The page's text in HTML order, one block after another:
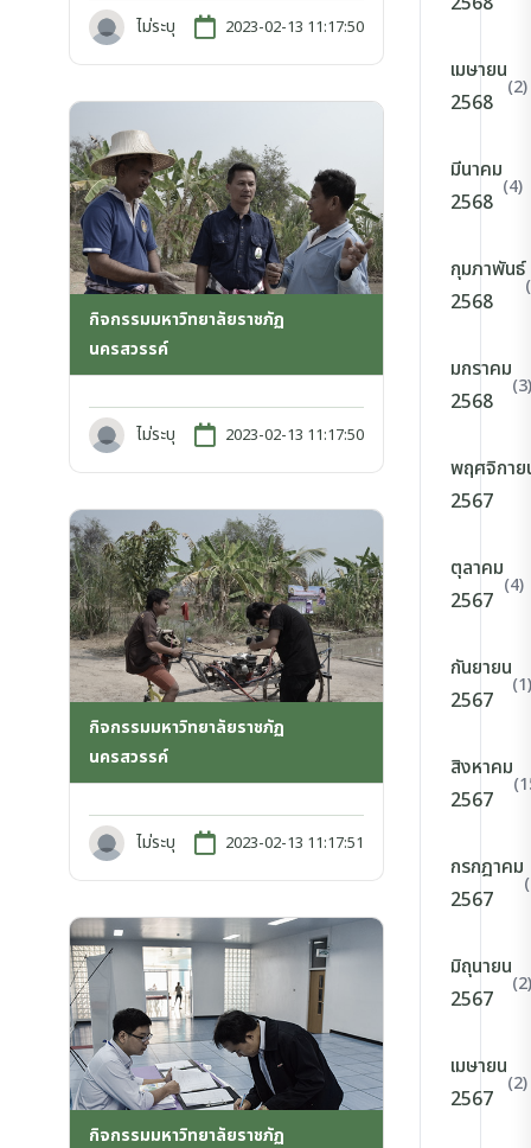
ไม่ระบุ 2023-02-13 11:17:50
กิจกรรมมหาวิทยาลัยราชภัฏ
นครสวรรค์
ไม่ระบุ 2023-02-13 11:17:50
กิจกรรมมหาวิทยาลัยราชภัฏ
นครสวรรค์
ไม่ระบุ 2023-02-13 11:17:51
กิจกรรมมหาวิทยาลัยราชภัฏ
เมษายน
2568
(2)
มีนาคม
2568
(4)
กุมภาพันธ์
2568
มกราคม
2568
(3)
พฤศจิกาย
2567
ตุลาคม
2567
(4)
กันยายน
2567
(1)
สิงหาคม
2567
กรกฎาคม
2567
มิถุนายน
2567
(2)
เมษายน
2567
(2)